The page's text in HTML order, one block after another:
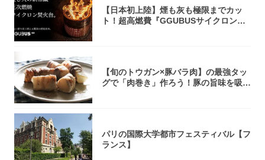
【日本初上陸】煙も灰も極限までカッ
ト！超高燃費『GGUBUSサイクロン焚
【旬のトウガン×豚バラ肉】の最強タッ
グで「肉巻き」作ろう！豚の旨味を吸い
パリの国際大学都市フェスティバル【フ
ランス】